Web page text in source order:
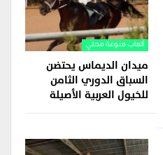
ألعاب منوعة محلي
ميدان الديماس يحتضن
السباق الدوري الثامن
للخيول العربية الأصيلة